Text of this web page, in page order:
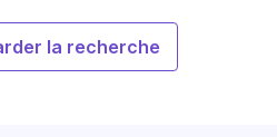
la recherche